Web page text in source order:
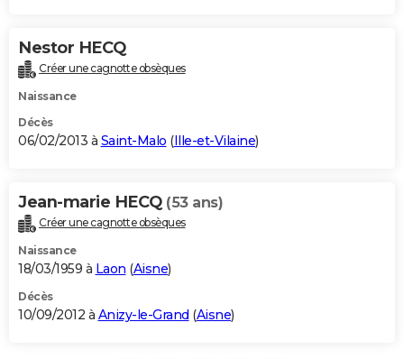
Nestor HECQ
Créer une cagnotte obsèques
Naissance
Décès
06/02/2013 à Saint-Malo (Ille-et-Vilaine)
Jean-marie HECQ (53 ans)
Créer une cagnotte obsèques
Naissance
18/03/1959 à Laon (Aisne)
Décès
10/09/2012 à Anizy-le-Grand (Aisne)